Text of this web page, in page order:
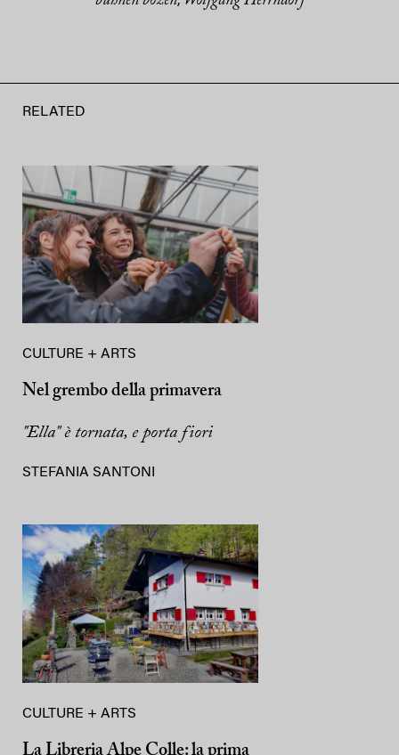
RELATED
CULTURE + ARTS
Nel grembo della primavera
"Ella" è tornata, e porta fiori
STEFANIA SANTONI
CULTURE + ARTS
La Libreria Alpe Colle: la prima